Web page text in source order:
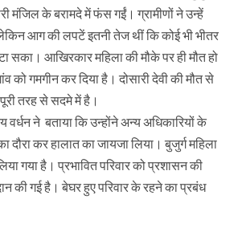
मंजिल के बरामदे में फंस गईं। ग्रामीणों ने उन्हें
आग की लपटें इतनी तेज थीं कि कोई भी भीतर
सका। आखिरकार महिला की मौके पर ही मौत हो
को गमगीन कर दिया है। दोसारी देवी की मौत से
तरह से सदमे में है।
वर्धन ने बताया कि उन्होंने अन्य अधिकारियों के
कर हालात का जायजा लिया। बुजुर्ग महिला
गया है। प्रभावित परिवार को प्रशासन की
की गई है। बेघर हुए परिवार के रहने का प्रबंध